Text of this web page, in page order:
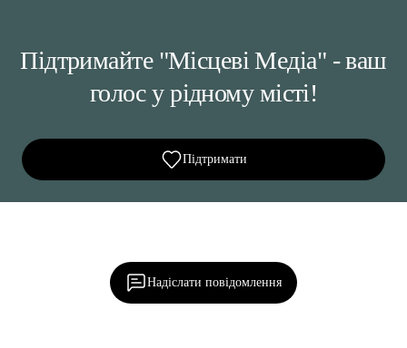
Підтримайте "Місцеві Медіа" - ваш
голос у рідному місті!
Підтримати
Надіслати повідомлення